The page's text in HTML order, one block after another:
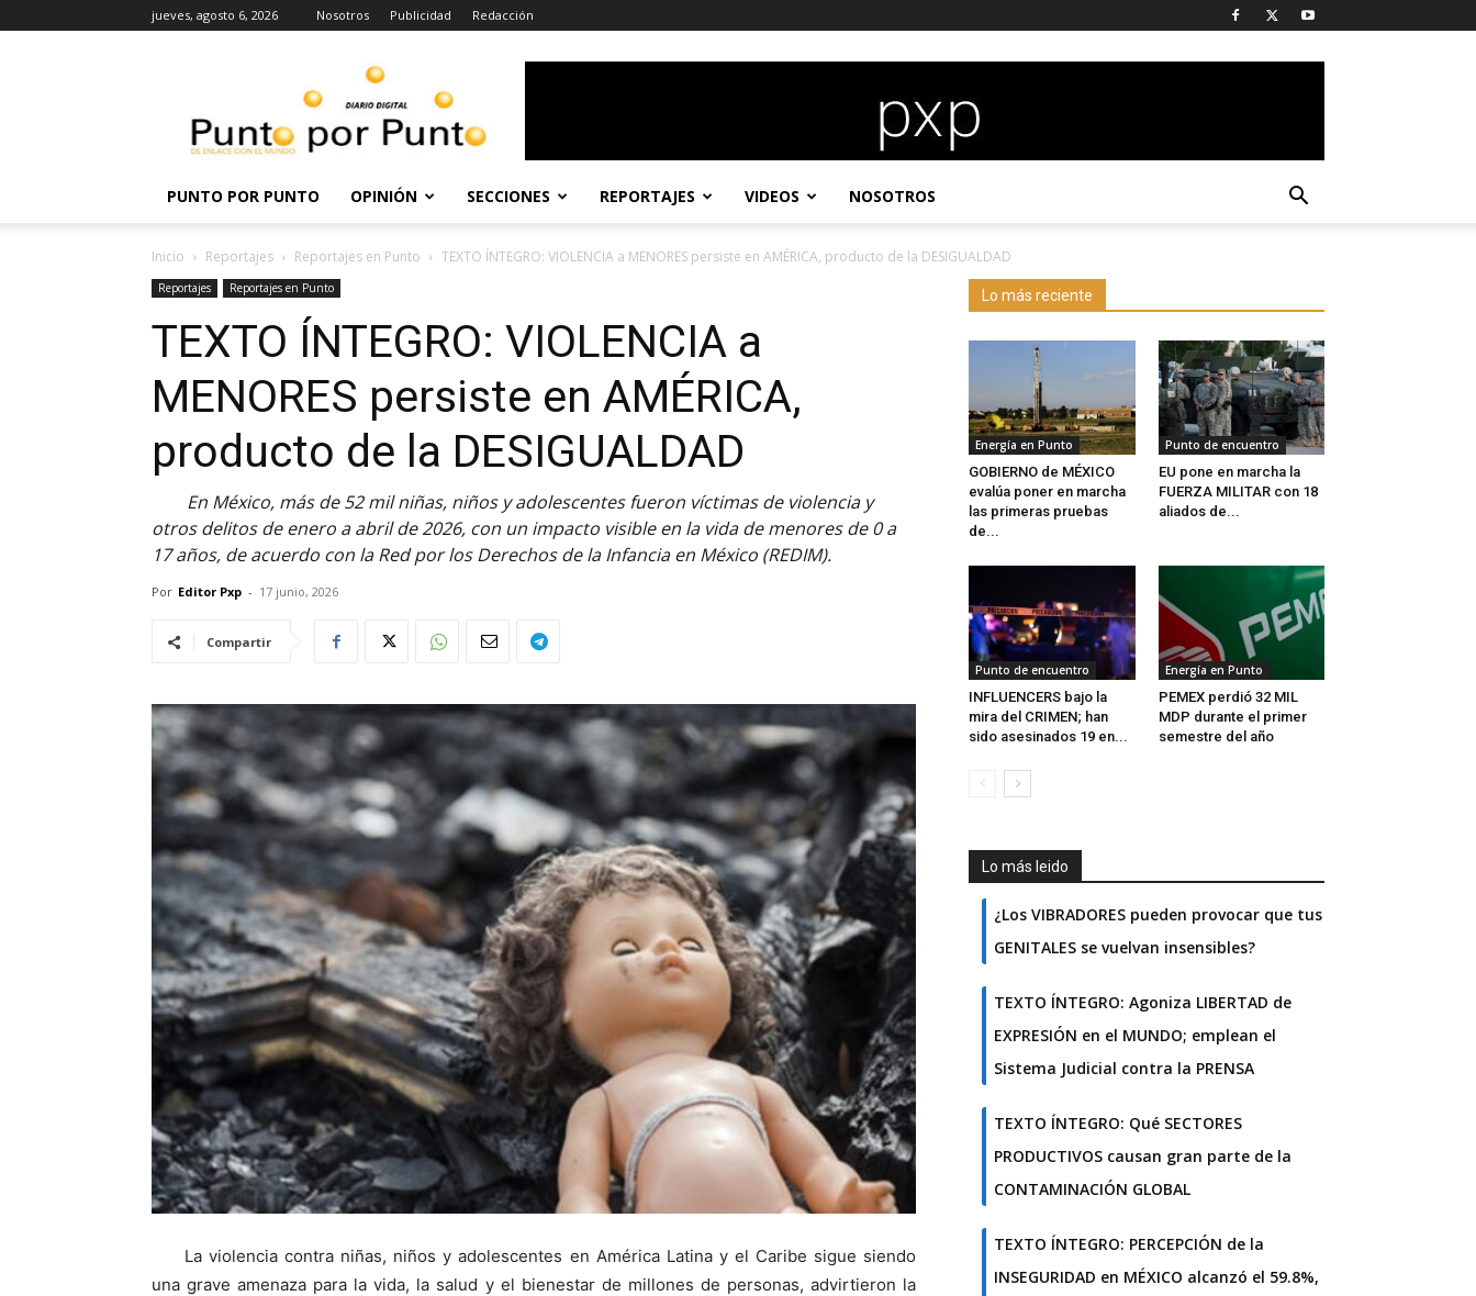
jueves, agosto 6, 2026 Nosotros Publicidad Redacción
Punto
PUNTO POR PUNTO OPINIÓN SECCIONES REPORTAJES VIDEOS NOSOTROS
Inicio Reportajes Reportajes en Punto TEXTO ÍNTEGRO: VIOLENCIA a MENORES persiste en AMÉRICA, producto de la DESIGUALDAD
Reportajes Reportajes en Punto
TEXTO ÍNTEGRO: VIOLENCIA a
MENORES persiste en AMÉRICA,
producto de la DESIGUALDAD
En México, más de 52 mil niñas, niños y adolescentes fueron víctimas de violencia y
otros delitos de enero a abril de 2026, con un impacto visible en la vida de menores de 0 a
17 años, de acuerdo con la Red por los Derechos de la Infancia en México (REDIM).
Por Editor Pxp - 17 junio, 2026
Compartir
La violencia contra niñas, niños y adolescentes en América Latina y el Caribe sigue siendo
una grave amenaza para la vida, la salud y el bienestar de millones de personas, advirtieron la
Lo más reciente
Energía en Punto
GOBIERNO de MÉXICO
evalúa poner en marcha
las primeras pruebas
de...
Punto de encuentro
EU pone en marcha la
FUERZA MILITAR con 18
aliados de...
Punto de encuentro
INFLUENCERS bajo la
mira del CRIMEN; han
sido asesinados 19 en...
Energía en Punto
PEMEX perdió 32 MIL
MDP durante el primer
semestre del año
Lo más leido
¿Los VIBRADORES pueden provocar que tus
GENITALES se vuelvan insensibles?
TEXTO ÍNTEGRO: Agoniza LIBERTAD de
EXPRESIÓN en el MUNDO; emplean el
Sistema Judicial contra la PRENSA
TEXTO ÍNTEGRO: Qué SECTORES
PRODUCTIVOS causan gran parte de la
CONTAMINACIÓN GLOBAL
TEXTO ÍNTEGRO: PERCEPCIÓN de la
INSEGURIDAD en MÉXICO alcanzó el 59.8%,